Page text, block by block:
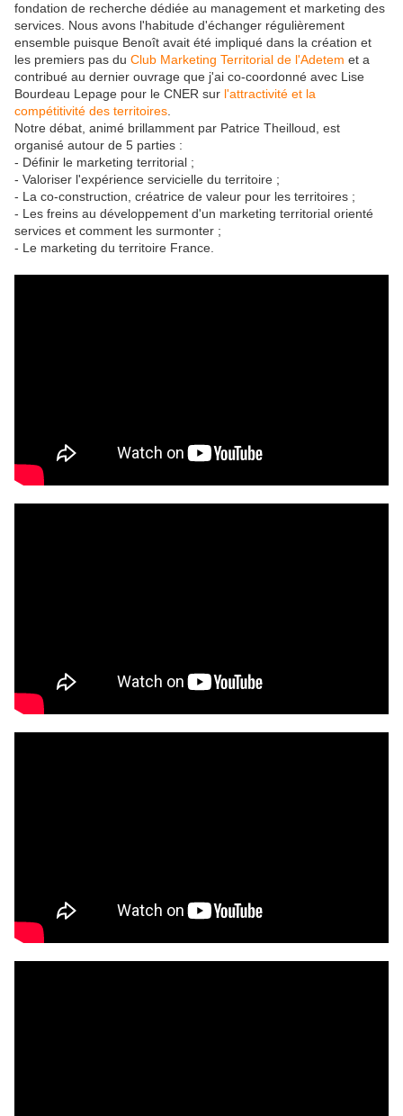
fondation de recherche dédiée au management et marketing des
services. Nous avons l'habitude d'échanger régulièrement
ensemble puisque Benoît avait été impliqué dans la création et
les premiers pas du Club Marketing Territorial de l'Adetem et a
contribué au dernier ouvrage que j'ai co-coordonné avec Lise
Bourdeau Lepage pour le CNER sur l'attractivité et la
compétitivité des territoires
Notre débat, animé brillamment par Patrice Theilloud, est
organisé autour de 5 parties :
- Définir le marketing territorial ;
- Valoriser l'expérience servicielle du territoire ;
- La co-construction, créatrice de valeur pour les territoires ;
- Les freins au développement d'un marketing territorial orienté
services et comment les surmonter ;
- Le marketing du territoire France.